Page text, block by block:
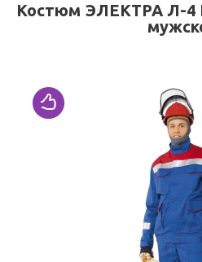
Костюм ЭЛЕКТРА Л-4